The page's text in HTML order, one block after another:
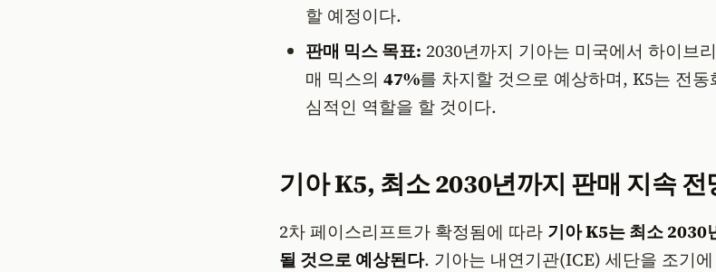
할 예정이다.
판매 믹스 목표: 2030년까지 기아는 미국에서 하이브
매 믹스의 47%를 차지할 것으로 예상하며, K5는 전동
심적인 역할을 할 것이다.
기아 K5, 최소 2030년까지 판매 지속 전
2차 페이스리프트가 확정됨에 따라 기아 K5는 최소 2030
될 것으로 예상된다. 기아는 내연기관(ICE) 세단을 조기